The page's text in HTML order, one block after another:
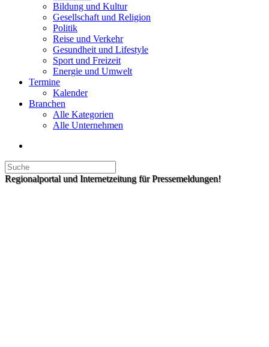
Bildung und Kultur
Gesellschaft und Religion
Politik
Reise und Verkehr
Gesundheit und Lifestyle
Sport und Freizeit
Energie und Umwelt
Termine
Kalender
Branchen
Alle Kategorien
Alle Unternehmen
Regionalportal und Internetzeitung für Pressemeldungen!